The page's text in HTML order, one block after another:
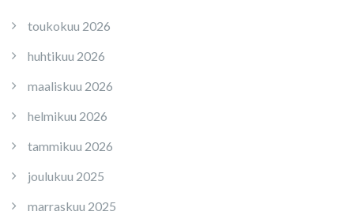
toukokuu 2026
huhtikuu 2026
maaliskuu 2026
helmikuu 2026
tammikuu 2026
joulukuu 2025
marraskuu 2025